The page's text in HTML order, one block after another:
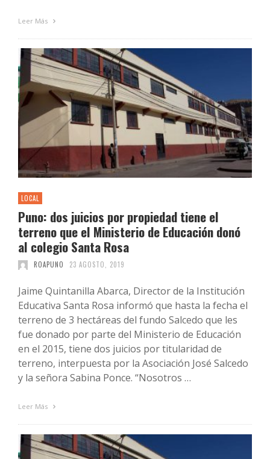
Leer Más
LOCAL
Puno: dos juicios por propiedad tiene el
terreno que el Ministerio de Educación donó
al colegio Santa Rosa
ROAPUNO 23 AGOSTO, 2019
Jaime Quintanilla Abarca, Director de la Institución
Educativa Santa Rosa informó que hasta la fecha el
terreno de 3 hectáreas del fundo Salcedo que les
fue donado por parte del Ministerio de Educación
en el 2015, tiene dos juicios por titularidad de
terreno, interpuesta por la Asociación José Salcedo
y la señora Sabina Ponce. “Nosotros …
Leer Más